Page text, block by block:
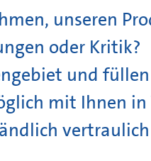
unseren
oder Kritik?
und
mit Ihnen